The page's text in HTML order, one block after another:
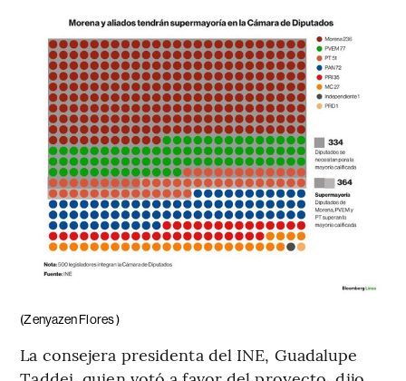
(Zenyazen Flores )
La consejera presidenta del INE, Guadalupe